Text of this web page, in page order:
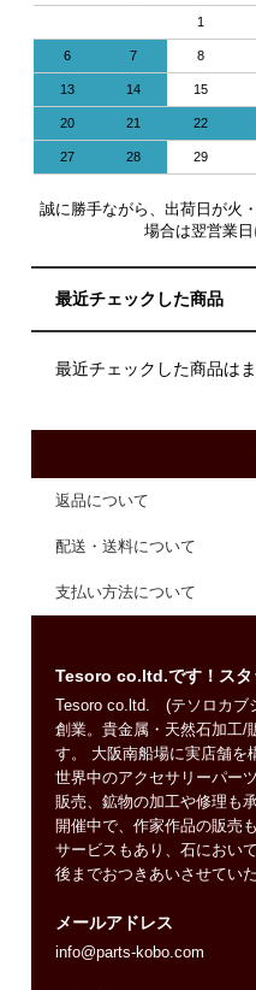
1
6 7 8
13 14 15
20 21 22
27 28 29
誠に勝手ながら、出荷日が火
場合は翌営業日
最近チェックした商品
最近チェックした商品は
返品について
配送・送料について
支払い方法について
Tesoro co.ltd.です！スタ
Tesoro co.ltd. (テソロカブ
創業。貴金属・天然石加工/
す。 大阪南船場に実店舗を
世界中のアクセサリーパー
販売、鉱物の加工や修理も
開催中で、作家作品の販売
サービスもあり、石におい
後までおつきあいさせてい
メールアドレス
info@parts-kobo.com